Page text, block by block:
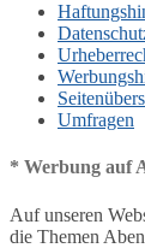
Umfragen
* Werbung auf
Auf unseren
die Themen